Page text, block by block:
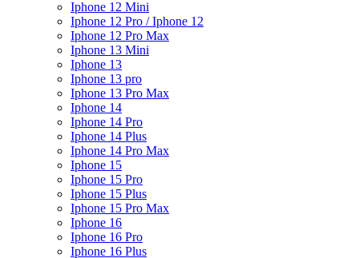
Iphone 12 Mini
Iphone 12 Pro / Iphone 12
Iphone 12 Pro Max
Iphone 13 Mini
Iphone 13
Iphone 13 pro
Iphone 13 Pro Max
Iphone 14
Iphone 14 Pro
Iphone 14 Plus
Iphone 14 Pro Max
Iphone 15
Iphone 15 Pro
Iphone 15 Plus
Iphone 15 Pro Max
Iphone 16
Iphone 16 Pro
Iphone 16 Plus